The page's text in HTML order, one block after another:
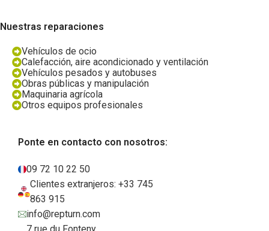
Nuestras reparaciones
Vehículos de ocio
Calefacción, aire acondicionado y ventilación
Vehículos pesados y autobuses
Obras públicas y manipulación
Maquinaria agrícola
Otros equipos profesionales
Ponte en contacto con nosotros:
09 72 10 22 50
Clientes extranjeros: +33 745
863 915
info@repturn.com